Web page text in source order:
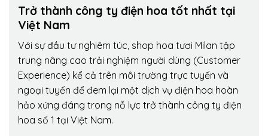
Trở thành công ty điện hoa tốt nhất tại
Việt Nam
Với sự đầu tư nghiêm túc, shop hoa tươi Milan tập
trung nâng cao trải nghiệm người dùng (Customer
Experience) kể cả trên môi trường trực tuyến và
ngoại tuyến để đem lại một dịch vụ điện hoa hoàn
hảo xứng đáng trong nỗ lực trở thành công ty điện
hoa số 1 tại Việt Nam.